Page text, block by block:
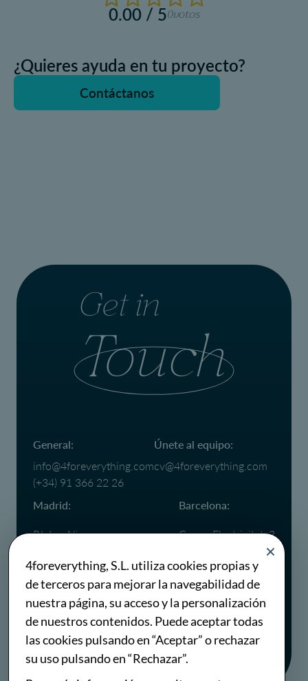
4foreverything, S.L. utiliza cookies propias y
de terceros para mejorar la navegabilidad de
nuestra página, su acceso y la personalización
de nuestros contenidos. Puede aceptar todas
las cookies pulsando en “Aceptar” o rechazar
su uso pulsando en “Rechazar”.
0.00 / 50votos
¿Quieres ayuda en tu proyecto?
Contáctanos
Get in
Touch
General:
info@4foreverything.com
(+34) 91 366 22 26
Únete al equipo:
cv@4foreverything.com
Madrid:
P.I. Las Nieves,
28935 Móstoles,
Madrid
(+34) 91 366 22 26
Barcelona:
Carrer Electricitat, 3
Martorell,
Barcelona
(+34) 93 667 76 38